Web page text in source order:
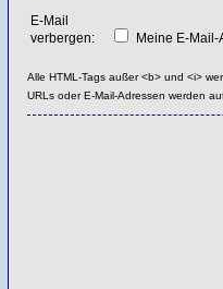
E-Mail
verbergen:
Meine E-
Alle HTML-Tags außer <b> und <i>
URLs oder E-Mail-Adressen werden